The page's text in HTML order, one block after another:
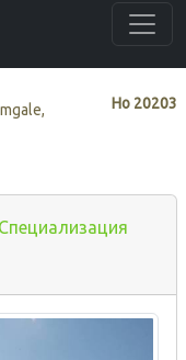
Нo 20203
Специализация